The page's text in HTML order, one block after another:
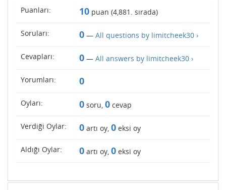
Puanları: 10 puan (4,881 . sırada)
Soruları: 0 — All questions by limitcheek30 ›
Cevapları: 0 — All answers by limitcheek30 ›
Yorumları: 0
Oyları: 0 soru, 0 cevap
Verdiği Oylar: 0 artı oy, 0 eksi oy
Aldığı Oylar: 0 artı oy, 0 eksi oy